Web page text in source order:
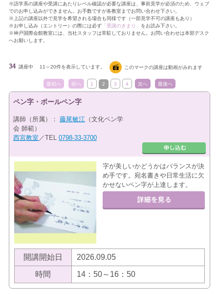
※語学系の講座や受講にあたりレベル確認が必要な講座は、事前見学が必須のため、ウェブ
でのお申し込みができません。お手数ですが各教室までお問い合わせ下さい。
※上記の講座以外で見学を希望される場合も同様です（一部見学不可の講座もあり）
※お申し込み（エントリー）の際には必ず「受講のきまり」 をお読み下さい。
※神戸国際会館教室には、当社スタッフは常駐しておりません。お問い合わせは本部デスク
へお願いします。
34 講座中 11～20件を表示しています。 このマークの講座は動画がみれます
最初へ 前へ 1 2 3 4 次へ 最後へ
ペン字・ボールペン字
講師（所属）： 藤尾敏江 （文化ペン学
会 師範）
西宮教室 ／TEL 0798-33-3700
字が美しいかどうかはバランスが決
め手です。宛名書きや日常生活に欠
かせないペン字が上達します。
開講開始日 2026.09.05
時間 14：50～16：50